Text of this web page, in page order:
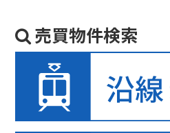
売買物件検索